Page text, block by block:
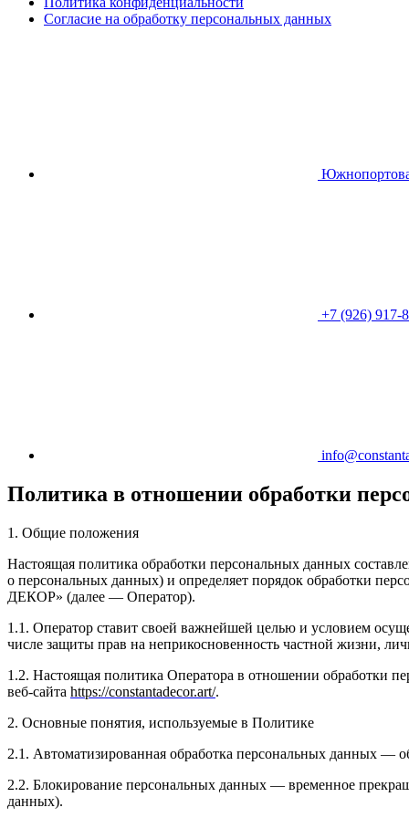
Согласие на обработку персональных данных
+7 (926) 917-
Политика в отношении обработки
1. Общие положения
Настоящая политика обработки персональных данных
о персональных данных) и определяет порядок обработки
ДЕКОР» (далее — Оператор).
1.1. Оператор ставит своей важнейшей целью и условием
числе защиты прав на неприкосновенность частной жизни,
1.2. Настоящая политика Оператора в отношении обработки
веб-сайта https://constantadecor.art/.
2. Основные понятия, используемые в Политике
2.1. Автоматизированная обработка персональных данных —
2.2. Блокирование персональных данных — временное
данных).